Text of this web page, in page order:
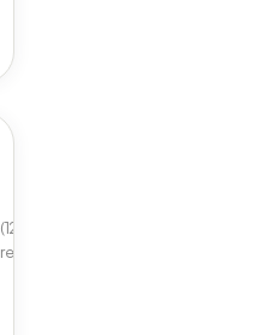
(123
reseñas)